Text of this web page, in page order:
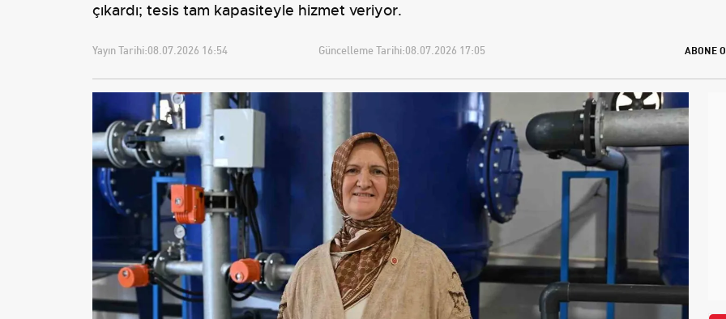
çıkardı; tesis tam kapasiteyle hizmet veriyor.
Yayın Tarihi:08.07.2026 16:54 Güncelleme Tarihi:08.07.2026 17:05 ABONE